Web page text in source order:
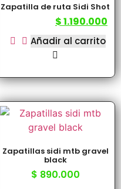
Zapatilla de ruta Sidi Shot
$1.190.000
Añadir al carrito
Zapatillas sidi mtb gravel
black
$ 890.000